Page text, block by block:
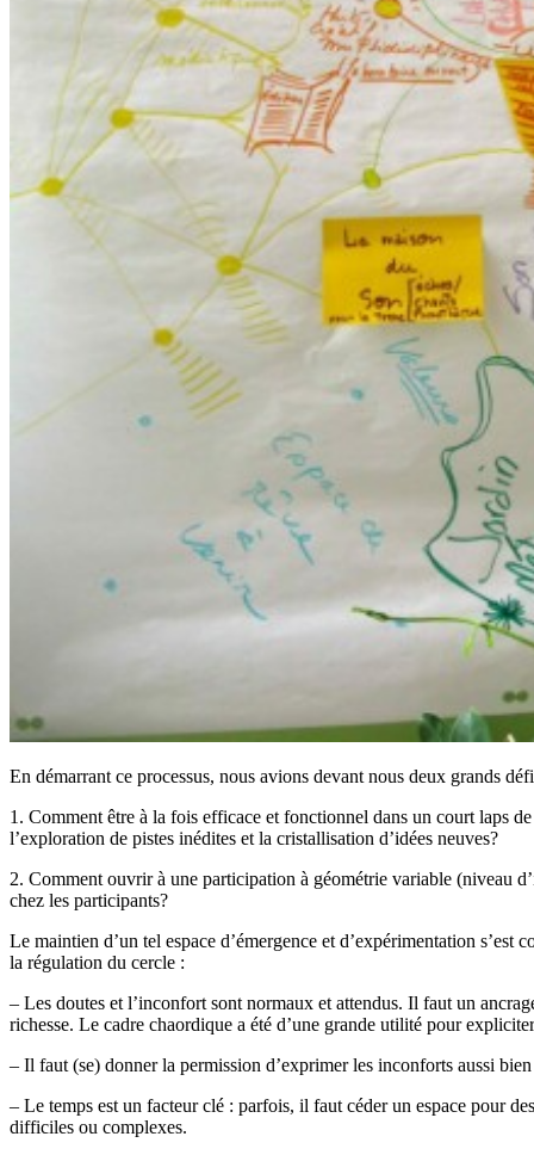
En démarrant ce processus, nous avions devant nous deux grands
1. Comment être à la fois efficace et fonctionnel dans un court laps
l’exploration de pistes inédites et la cristallisation d’idées neuves?
2. Comment ouvrir à une participation à géométrie variable (niveau
chez les participants?
Le maintien d’un tel espace d’émergence et d’expérimentation
la régulation du cercle :
– Les doutes et l’inconfort sont normaux et attendus. Il faut un
richesse. Le cadre chaordique a été d’une grande utilité pour
– Il faut (se) donner la permission d’exprimer les inconforts aussi
– Le temps est un facteur clé : parfois, il faut céder un espace pour
difficiles ou complexes.